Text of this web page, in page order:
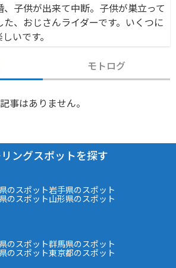
子供が出来て中断。子供が巣立って
、おじさんライダーです。いくつに
いです。
モトログ
記事はありません。
ングスポットを探す
のスポット岩手県のスポット
のスポット山形県のスポット
のスポット群馬県のスポット
のスポット東京都のスポット